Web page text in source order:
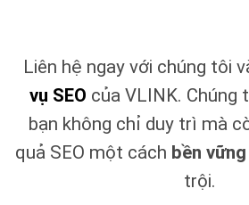
Liên hệ ngay với chúng tôi
vụ SEO của VLINK. Chúng
bạn không chỉ duy trì mà
quả SEO một cách bền vững
trội.